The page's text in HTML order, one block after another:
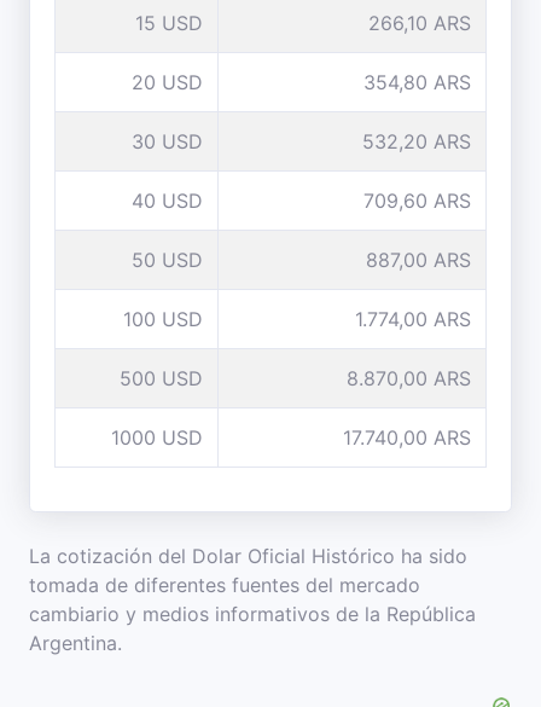
15 USD 266,10 ARS
20 USD 354,80 ARS
30 USD 532,20 ARS
40 USD 709,60 ARS
50 USD 887,00 ARS
100 USD 1.774,00 ARS
500 USD 8.870,00 ARS
1000 USD 17.740,00 ARS
La cotización del Dolar Oficial Histórico ha sido
tomada de diferentes fuentes del mercado
cambiario y medios informativos de la República
Argentina.